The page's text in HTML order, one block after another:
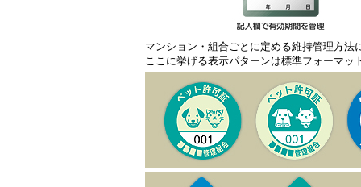
マンション・組合ごとに定める維持管理方
ここに挙げる表示パターンは標準フォーマ